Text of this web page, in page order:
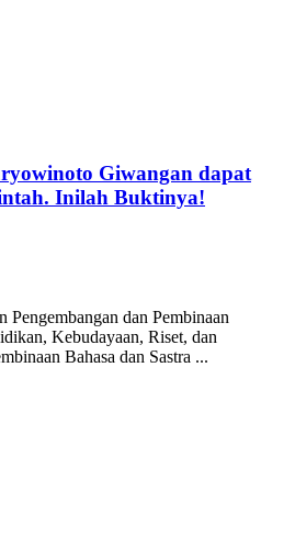
Giwangan dapat
Inilah Buktinya!
dan Pembinaan
Kebudayaan, Riset, dan
Bahasa dan Sastra ...